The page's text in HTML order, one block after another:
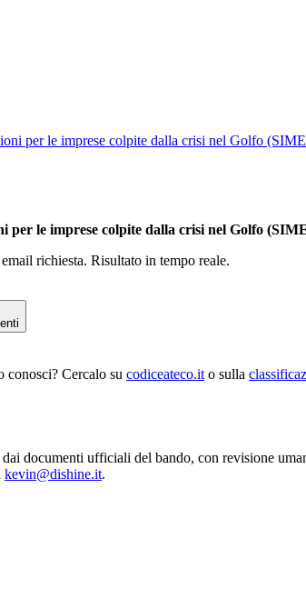
per le imprese colpite dalla crisi nel Golfo
per le imprese colpite dalla crisi nel Golfo
richiesta. Risultato in tempo reale.
conosci? Cercalo su codiceateco.it o sulla
documenti ufficiali del bando, con revisione
kevin@dishine.it.